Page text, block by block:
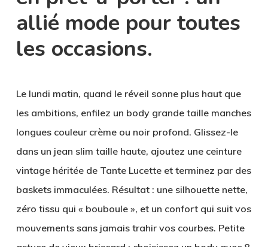
allié mode pour toutes
les occasions.
Le lundi matin, quand le réveil sonne plus haut que
les ambitions, enfilez un body grande taille manches
longuescouleur crème ou noir profond. Glissez-le
dans un jean slim taille haute, ajoutez une ceinture
vintage héritée de Tante Lucette et terminez par des
baskets immaculées. Résultat : une silhouette nette,
zéro tissu qui « bou­boule », et un confort qui suit vos
mouvements sans jamais trahir vos courbes. Petite